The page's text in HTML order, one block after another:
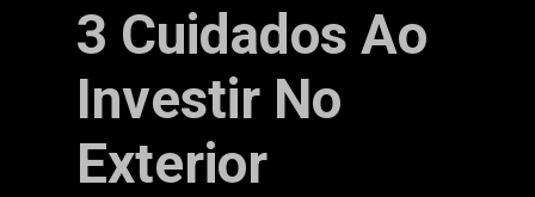
3 Cuidados Ao
Investir No
Exterior